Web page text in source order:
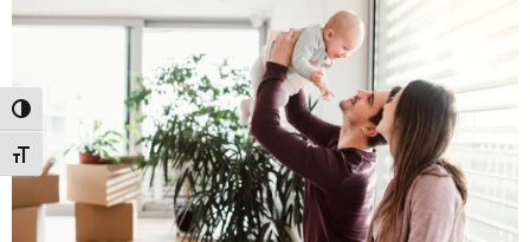
Toggle High Contrast
Toggle Font size